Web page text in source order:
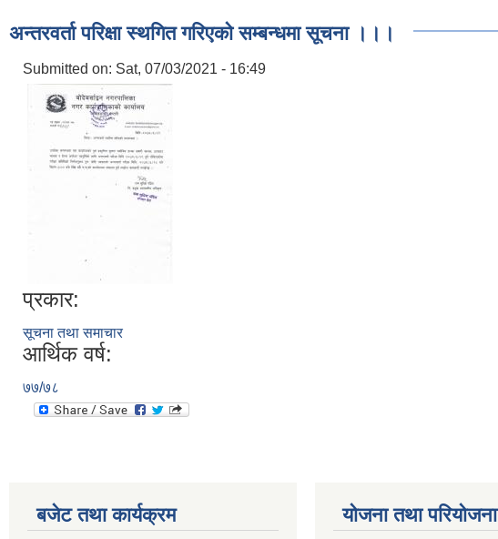
अन्तरवर्ता परिक्षा स्थगित गरिएकाे सम्बन्धमा सूचना ।।।
Submitted on: Sat, 07/03/2021 - 16:49
प्रकार:
सूचना तथा समाचार
आर्थिक वर्ष:
७७/७८
बजेट तथा कार्यक्रम योजना तथा परियोजना